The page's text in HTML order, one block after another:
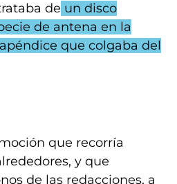
de un disco
de antena en la
que colgaba del
que recorría
y que
de las redacciones, a